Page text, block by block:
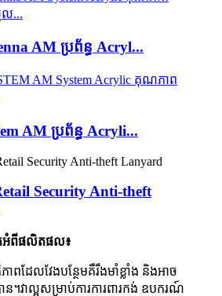
AM ប្រព័ន្ធ Acryl...
AM ប្រព័ន្ធ Acryli...
Security Anti-theft
អំពីផលិតផល៖
ភាពដែលវែងបន្ថែមគឺរឹងមាំខ្លាំង និងអាច
ន។វាល្អសម្រាប់ការការពារកង់ ឧបករណ៍